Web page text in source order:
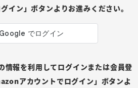
イン」ボタンよりお進みください。
報を利用してログインまたは会員登
アカウントでログイン」ボタンよ